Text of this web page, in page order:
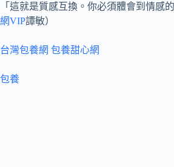
「這就是質感互換。你必須體會到情感
網VIP譚敏）
台灣包養網 包養甜心網
包養